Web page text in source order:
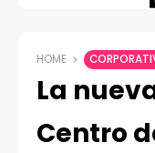
HOME
La
Centro